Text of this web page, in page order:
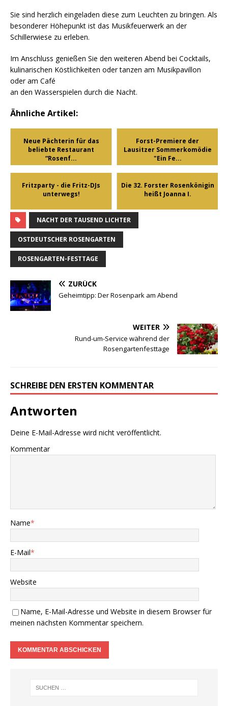
Sie sind herzlich eingeladen diese zum Leuchten zu bringen. Als
besonderer Höhepunkt ist das Musikfeuerwerk an der
Schillerwiese zu erleben.
Im Anschluss genießen Sie den weiteren Abend bei Cocktails,
kulinarischen Köstlichkeiten oder tanzen am Musikpavillon
oder am Café
an den Wasserspielen durch die Nacht.
Ähnliche Artikel:
Neue Pächterin für das
beliebte Restaurant
“Rosenf...
Forst-Premiere der
Lausitzer Sommerkomödie
"Ein Fe...
Fritzparty - die Fritz-DJs
unterwegs!
Die 32. Forster Rosenkönigin
heißt Joanna I.
NACHT DER TAUSEND LICHTER
OSTDEUTSCHER ROSENGARTEN
ROSENGARTEN-FESTTAGE
ZURÜCK
Geheimtipp: Der Rosenpark am Abend
WEITER
Rund-um-Service während der
Rosengartenfesttage
SCHREIBE DEN ERSTEN KOMMENTAR
Antworten
Deine E-Mail-Adresse wird nicht veröffentlicht.
Kommentar
Name*
E-Mail*
Website
Name, E-Mail-Adresse und Website in diesem Browser für
meinen nächsten Kommentar speichern.